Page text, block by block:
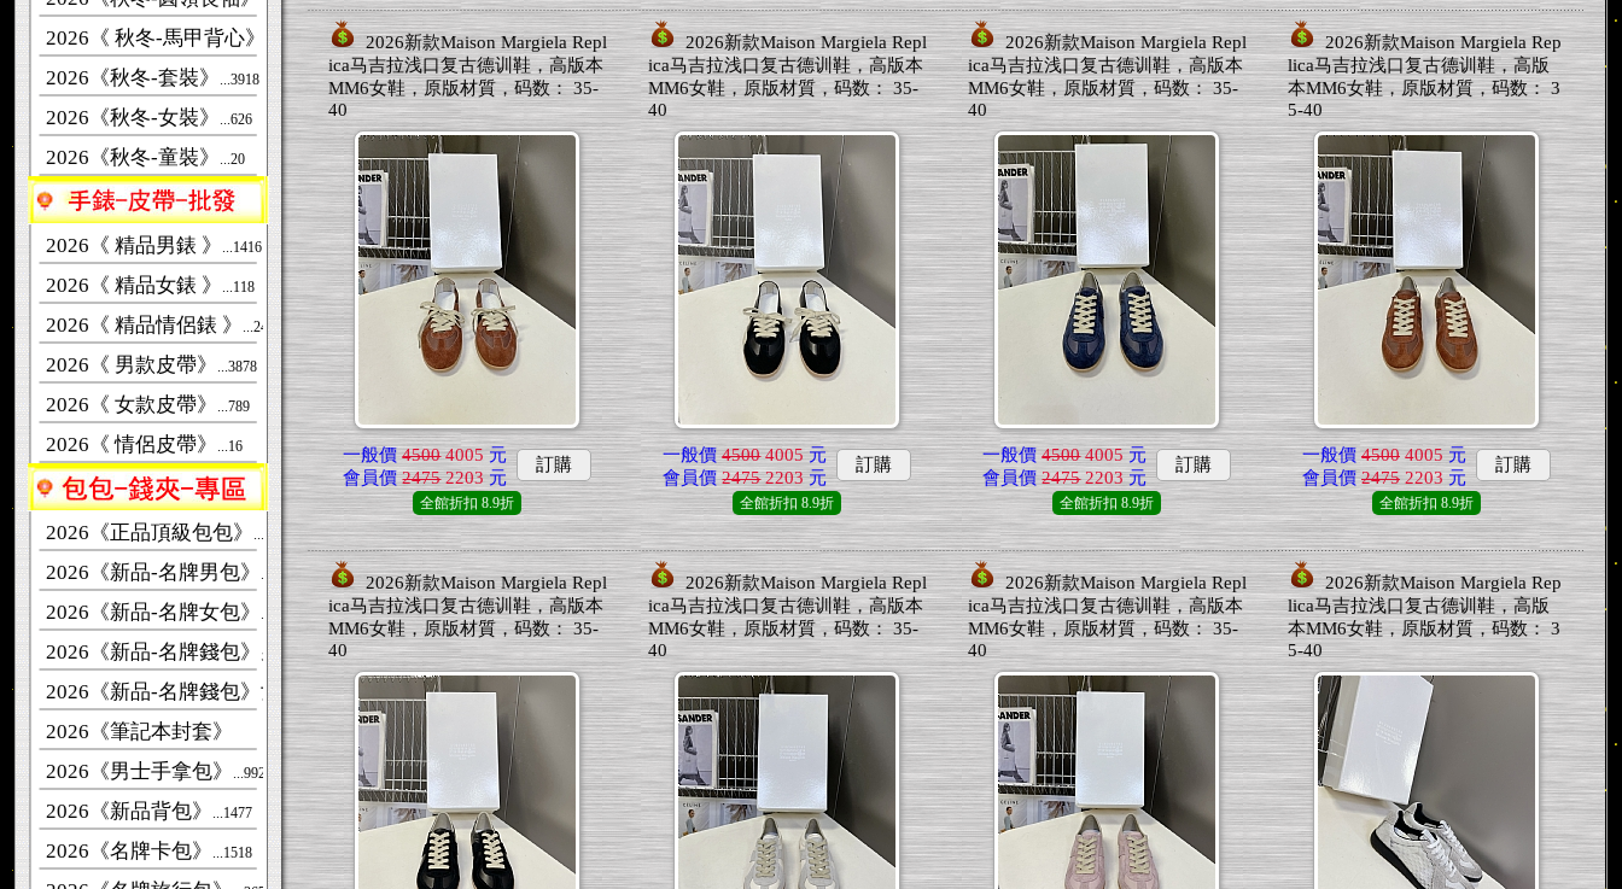
2026《 秋冬-馬甲背心》 ...313
2026《秋冬-套裝》 ...3918
2026《秋冬-女裝》 ...626
2026《秋冬-童裝》 ...20
2026《 精品男錶 》 ...1416
2026《 精品女錶 》 ...118
2026《 精品情侶錶 》 ...241
2026《 男款皮帶》 ...3878
2026《 女款皮帶》 ...789
2026《 情侶皮帶》 ...16
2026《正品頂級包包》 ...463
2026《新品-名牌男包》 ...2661
2026《新品-名牌女包》 ...7414
2026《新品-名牌錢包》男款...276
2026《新品-名牌錢包》女款 ...1225
2026《筆記本封套》
2026《男士手拿包》
...992
2026《新品背包》 ...1477
2026《名牌卡包》 ...1518
2026新款Maison Margiela Repl
ica马吉拉浅口复古德训鞋，高版本
MM6女鞋，原版材質，码数： 35-
40
一般價 45004005元
會員價 24752203元
訂購
全館折扣 8.9折
2026新款Maison Margiela Repl
ica马吉拉浅口复古德训鞋，高版本
MM6女鞋，原版材質，码数： 35-
40
一般價 45004005元
會員價 24752203元
訂購
全館折扣 8.9折
2026新款Maison Margiela Repl
ica马吉拉浅口复古德训鞋，高版本
MM6女鞋，原版材質，码数： 35-
40
一般價 45004005 元
會員價 24752203元
訂購
全館折扣 8.9折
2026新款Maison Margiela Rep
lica马吉拉浅口复古德训鞋，高版
本MM6女鞋，原版材質，码数： 3
5-40
一般價 45004005元
會員價 24752203元
訂購
全館折扣 8.9折
2026新款Maison Margiela Repl
ica马吉拉浅口复古德训鞋，高版本
MM6女鞋，原版材質，码数： 35-
40
2026新款Maison Margiela Repl
ica马吉拉浅口复古德训鞋，高版本
MM6女鞋，原版材質，码数： 35-
40
2026新款Maison Margiela Repl
ica马吉拉浅口复古德训鞋，高版本
MM6女鞋，原版材質，码数： 35-
40
2026新款Maison Margiela Rep
lica马吉拉浅口复古德训鞋，高版
本MM6女鞋，原版材質，码数： 3
5-40